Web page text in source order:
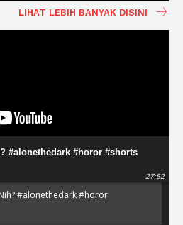
LIHAT LEBIH BANYAK DISINI
#alonethedark #horor #shorts
27:52
#alonethedark #horor